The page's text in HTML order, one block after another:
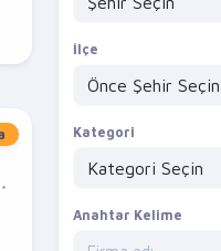
İlçe
Kategori
Anahtar Kelime